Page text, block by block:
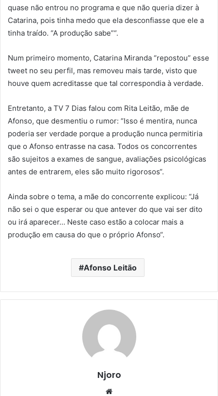
quase não entrou no programa e que não queria dizer à
Catarina, pois tinha medo que ela desconfiasse que ele a
tinha traído. “A produção sabe”“.
Num primeiro momento, Catarina Miranda “repostou” esse
tweet no seu perfil, mas removeu mais tarde, visto que
houve quem acreditasse que tal correspondia à verdade.
Entretanto, a TV 7 Dias falou com Rita Leitão, mãe de
Afonso, que desmentiu o rumor: “Isso é mentira, nunca
poderia ser verdade porque a produção nunca permitiria
que o Afonso entrasse na casa. Todos os concorrentes
são sujeitos a exames de sangue, avaliações psicológicas
antes de entrarem, eles são muito rigorosos“.
Ainda sobre o tema, a mãe do concorrente explicou: “Já
não sei o que esperar ou que antever do que vai ser dito
ou irá aparecer… Neste caso estão a colocar mais a
produção em causa do que o próprio Afonso“.
Afonso Leitão
Njoro
Website